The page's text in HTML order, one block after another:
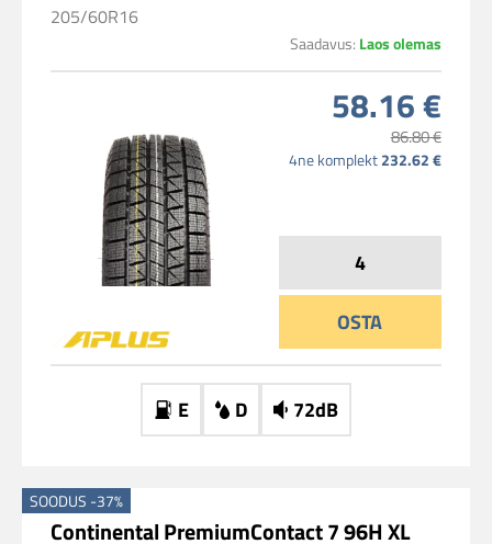
205/60R16
Saadavus: Laos olemas
58.16 €
86.80 €
4ne komplekt 232.62 €
OSTA
E D 72dB
SOODUS -37%
Continental PremiumContact 7 96H XL